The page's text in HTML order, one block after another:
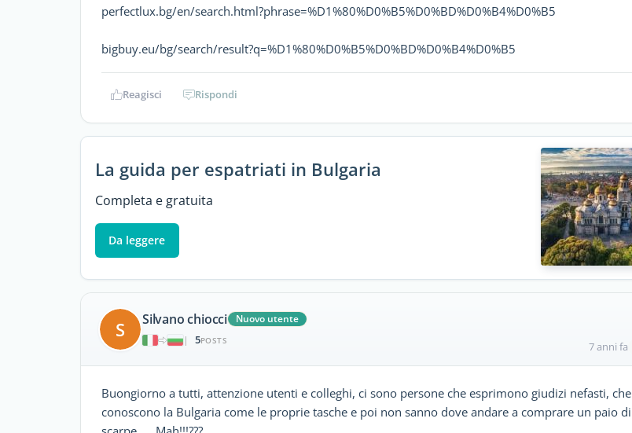
perfectlux.bg/en/search.html?phrase=%D1%80%D0%B5%D0%BD%D0%B4%D0%B5
bigbuy.eu/bg/search/result?q=%D1%80%D0%B5%D0%BD%D0%B4%D0%B5
Reagisci Rispondi
La guida per espatriati in Bulgaria
Completa e gratuita
Da leggere
S Silvano chiocci
Nuovo utente
|
5POSTS 7 anni fa
Buongiorno a tutti, attenzione utenti e colleghi, ci sono persone che esprimono giudizi nefasti, che
conoscono la Bulgaria come le proprie tasche e poi non sanno dove andare a comprare un paio di